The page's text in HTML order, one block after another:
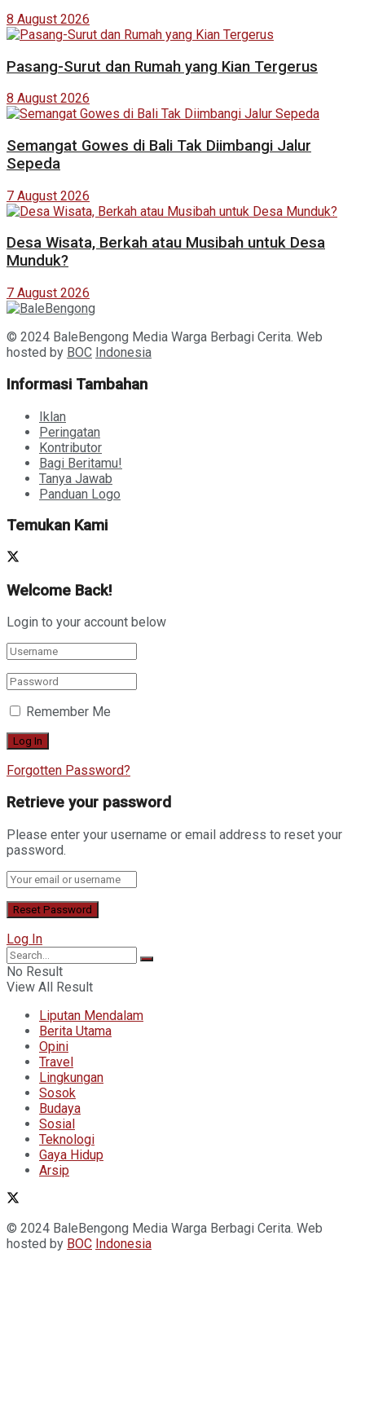
8 August 2026
Pasang-Surut dan Rumah yang Kian Tergerus
8 August 2026
Semangat Gowes di Bali Tak Diimbangi Jalur
Sepeda
7 August 2026
Desa Wisata, Berkah atau Musibah untuk Desa
Munduk?
7 August 2026
© 2024 BaleBengong Media Warga Berbagi Cerita. Web
hosted by BOC Indonesia
Informasi Tambahan
Iklan
Peringatan
Kontributor
Bagi Beritamu!
Tanya Jawab
Panduan Logo
Temukan Kami
Welcome Back!
Login to your account below
Remember Me
Forgotten Password?
Retrieve your password
Please enter your username or email address to reset your
password.
Log In
No Result
View All Result
Liputan Mendalam
Berita Utama
Opini
Travel
Lingkungan
Sosok
Budaya
Sosial
Teknologi
Gaya Hidup
Arsip
© 2024 BaleBengong Media Warga Berbagi Cerita. Web
hosted by BOC Indonesia